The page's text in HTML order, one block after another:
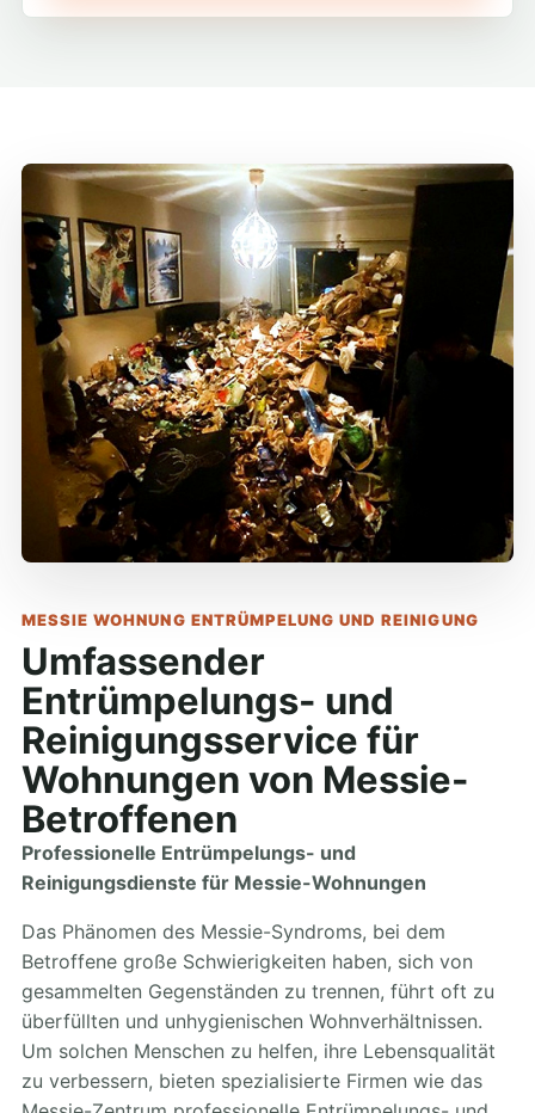
MESSIE WOHNUNG ENTRÜMPELUNG UND REINIGUNG
Umfassender
Entrümpelungs- und
Reinigungsservice für
Wohnungen von Messie-
Betroffenen
Professionelle Entrümpelungs- und
Reinigungsdienste für Messie-Wohnungen
Das Phänomen des Messie-Syndroms, bei dem
Betroffene große Schwierigkeiten haben, sich von
gesammelten Gegenständen zu trennen, führt oft zu
überfüllten und unhygienischen Wohnverhältnissen.
Um solchen Menschen zu helfen, ihre Lebensqualität
zu verbessern, bieten spezialisierte Firmen wie das